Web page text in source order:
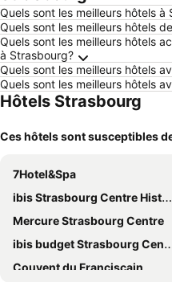
Quels sont les meilleurs hôtels à
Quels sont les meilleurs hôtels
Quels sont les meilleurs hôtels
à Strasbourg?
Quels sont les meilleurs hôtels
Quels sont les meilleurs hôtels
Hôtels Strasbourg
Ces hôtels sont susceptibles
7Hotel&Spa
ibis Strasbourg Centre Historique
Mercure Strasbourg Centre
ibis budget Strasbourg Centre Gare
Couvent du Franciscain